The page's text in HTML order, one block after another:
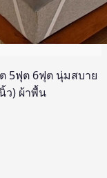
5ฟุต 6ฟุต นุ่มสบาย
ว) ผ้าพื้น